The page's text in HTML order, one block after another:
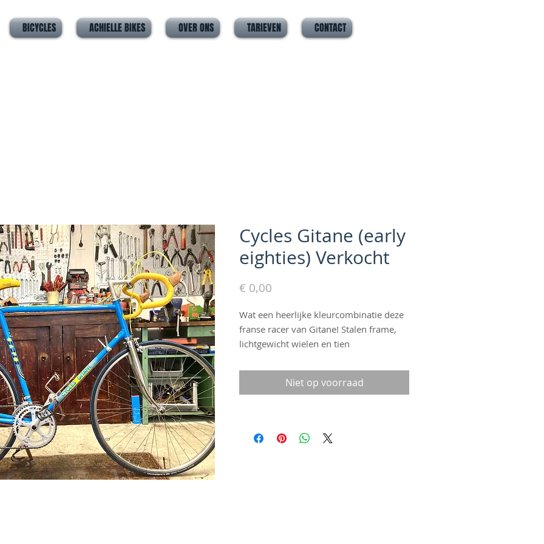
BICYCLES ACHIELLE BIKES OVER ONS TARIEVEN CONTACT
Cycles Gitane (early
eighties) Verkocht
€ 0,00
Wat een heerlijke kleurcombinatie deze
franse racer van Gitane! Stalen frame,
lichtgewicht wielen en tien
smetteloos en de blauw/gele
kleurcombinatie is echt super. Voorzien
remgroep. Framemaat 62 dus ook
geschikt voor een grotere berijder.
Niet op voorraad